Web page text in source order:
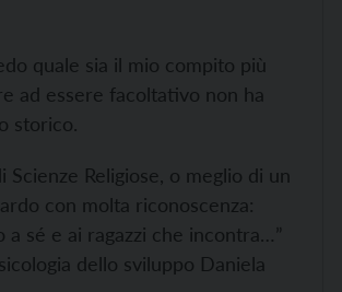
quale sia il mio compito più
ad essere facoltativo non ha
storico.
Religiose, o meglio di un
con molta riconoscenza:
a sé e ai ragazzi che incontra…”
dello sviluppo Daniela